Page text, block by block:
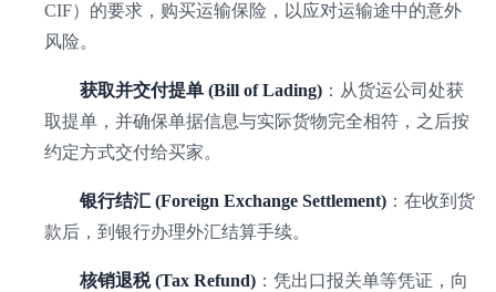
CIF）的要求，购买运输保险，以应对运输途中的意外
风险。
获取并交付提单 (Bill of Lading) ：从货运公司处获
取提单，并确保单据信息与实际货物完全相符，之后按
约定方式交付给买家。
银行结汇 (Foreign Exchange Settlement) ：在收到货
款后，到银行办理外汇结算手续。
核销退税 (Tax Refund) ：凭出口报关单等凭证，向